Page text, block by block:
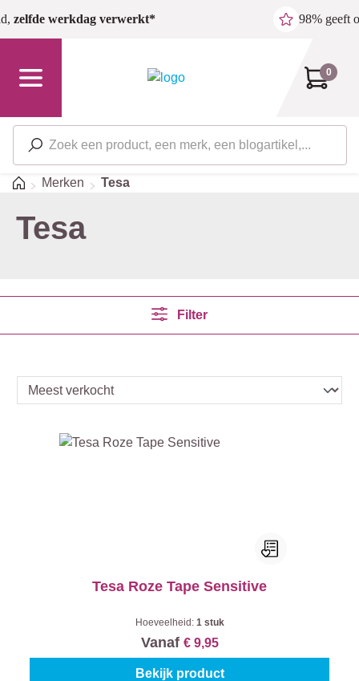
Ga naar de hoofdinhoud
zelfde werkdag verwerkt* 98% geeft
0
HomeMerken Tesa
Tesa
Filter
Tesa Roze Tape Sensitive
Hoeveelheid: 1 stuk
Vanaf € 9,95
Bekijk product